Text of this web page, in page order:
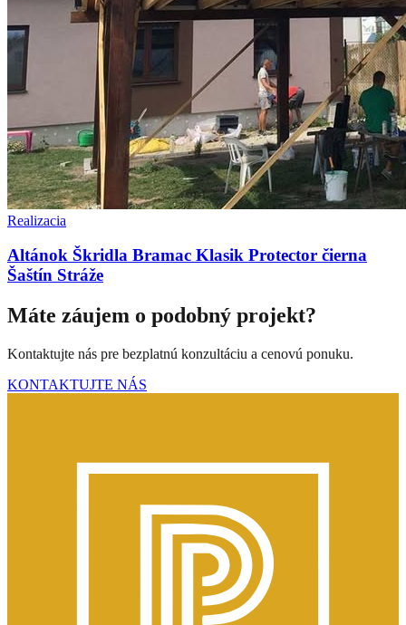
Realizacia
Altánok Škridla Bramac Klasik Protector čierna
Šaštín Stráže
Máte záujem o podobný projekt?
Kontaktujte nás pre bezplatnú konzultáciu a cenovú ponuku.
KONTAKTUJTE NÁS